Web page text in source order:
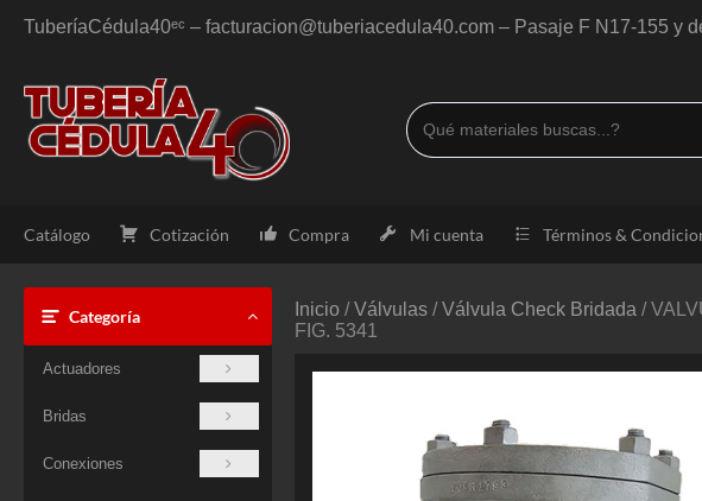
TuberíaCédula40ᵉᶜ – facturacion@tuberiacedula40.com – Pasaje F N17-155 y
Catálogo Cotización Compra Mi cuenta Términos &
Categoría
Actuadores
Bridas
Conexiones
Inicio /Válvulas /Válvula Check Bridada /
FIG. 5341